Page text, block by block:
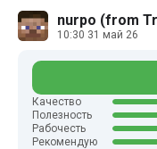
nurpo (from
10:30 31 май 26
Качество
Полезность
Рабочесть
Рекомендую